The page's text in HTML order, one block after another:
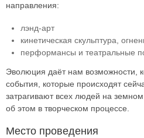
направления:
лэнд-арт
кинетическая скульптура,
перформансы и театральные
Эволюция даёт нам возможности,
события, которые происходят
затрагивают всех людей на
об этом в творческом процессе.
Место проведения